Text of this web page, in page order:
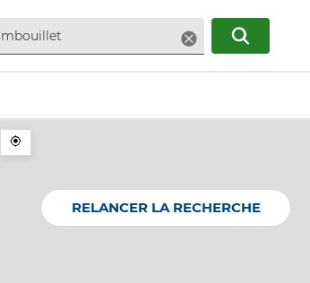
Supprimer
RELANCER LA RECHERCHE